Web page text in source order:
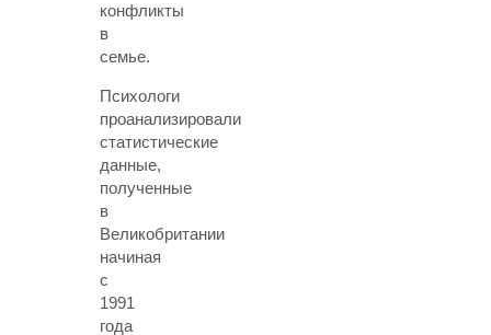
конфликты
в
семье.
Психологи
проанализировали
статистические
данные,
полученные
в
Великобритании
начиная
с
1991
года